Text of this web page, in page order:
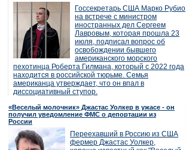
Госсекретарь США Марко Рубио
на встрече с министром
иностранных дел Сергеем
Лавровым, которая прошла 23
июля, подписал вопрос об
освобождении бывшего
американского морского
пехотинца Роберта Гилмана, который с 2022 года
находится в российской тюрьме. Семья
американца утверждает, что он впал в
диссоциативный ступор.
«Веселый молочник» Джастас Уолкер в ужасе - он
получил уведомление ФМС о депортации из
России
Переехавший в Россию из США
фермер Джастас Уолкер,